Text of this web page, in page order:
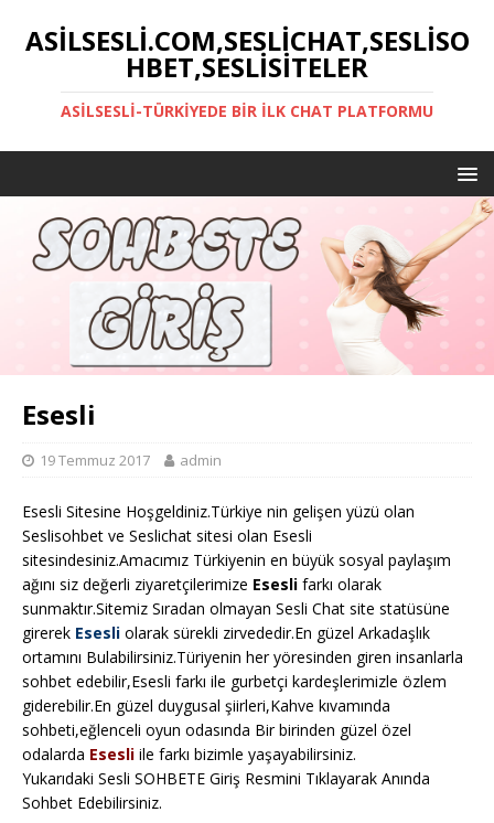
ASILSESLI.COM,SESLICHAT,SESLISO
HBET,SESLISITELER
ASILSESLI-TÜRKIYEDE BIR İLK CHAT PLATFORMU
Esesli
19 Temmuz 2017 admin
Esesli Sitesine Hoşgeldiniz.Türkiye nin gelişen yüzü olan
Seslisohbet ve Seslichat sitesi olan Esesli
sitesindesiniz.Amacımız Türkiyenin en büyük sosyal paylaşım
ağını siz değerli ziyaretçilerimize Esesli farkı olarak
sunmaktır.Sitemiz Sıradan olmayan Sesli Chat site statüsüne
girerek Esesli olarak sürekli zirvededir.En güzel Arkadaşlık
ortamını Bulabilirsiniz.Türiyenin her yöresinden giren insanlarla
sohbet edebilir,Esesli farkı ile gurbetçi kardeşlerimizle özlem
giderebilir.En güzel duygusal şiirleri,Kahve kıvamında
sohbeti,eğlenceli oyun odasında Bir birinden güzel özel
odalarda Esesli ile farkı bizimle yaşayabilirsiniz.
Yukarıdaki Sesli SOHBETE Giriş Resmini Tıklayarak Anında
Sohbet Edebilirsiniz.